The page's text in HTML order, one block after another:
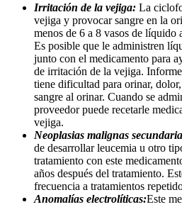
Irritación de la vejiga: La
vejiga y provocar sangre en la
menos de 6 a 8 vasos de
Es posible que le administren
junto con el medicamento para
de irritación de la vejiga.
tiene dificultad para orinar,
sangre al orinar. Cuando se
proveedor puede recetarle
vejiga.
Neoplasias malignas
de desarrollar leucemia u otro
tratamiento con este
años después del tratamiento.
frecuencia a tratamientos
Anomalías electrolíticas:Este